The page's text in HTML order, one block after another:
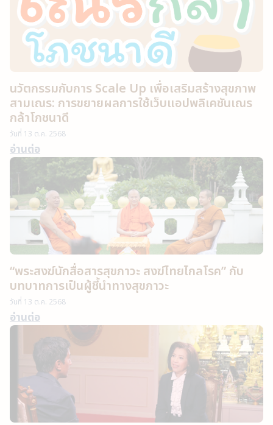
นวัตกรรมกับการ Scale Up เพื่อเสริมสร้างสุขภาพ
สามเณร: การขยายผลการใช้เว็บแอปพลิเคชันเณร
กล้าโภชนาดี
วันที่ 13 ต.ค. 2568
อ่านต่อ
“พระสงฆ์นักสื่อสารสุขภาวะ สงฆ์ไทยไกลโรค” กับ
บทบาทการเป็นผู้ชี้นำทางสุขภาวะ
วันที่ 13 ต.ค. 2568
อ่านต่อ